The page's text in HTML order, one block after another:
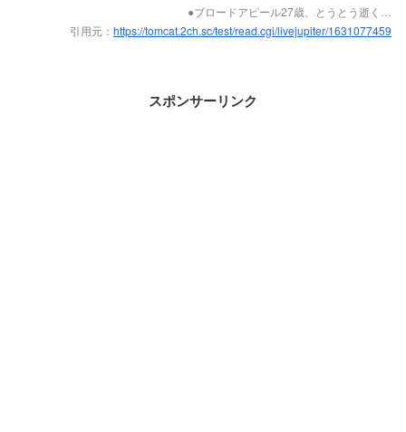
●ブロードアピール27歳、とうとう逝く…
引用元： https://tomcat.2ch.sc/test/read.cgi/livejupiter/1631077459
スポンサーリンク